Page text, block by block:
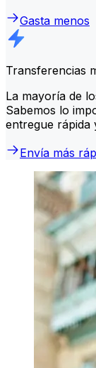
Gasta menos
Transferencias
La mayoría de
Sabemos lo
entregue rápida
Envía más